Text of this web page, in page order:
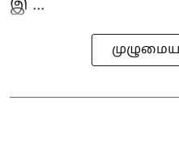
இ ...